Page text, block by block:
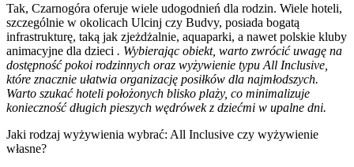
Tak, Czarnogóra oferuje wiele udogodnień dla rodzin. Wiele hoteli,
szczególnie w okolicach Ulcinj czy Budvy, posiada bogatą
infrastrukturę, taką jak zjeżdżalnie, aquaparki, a nawet polskie kluby
animacyjne dla dzieci . Wybierając obiekt, warto zwrócić uwagę na
dostępność pokoi rodzinnych oraz wyżywienie typu All Inclusive,
które znacznie ułatwia organizację posiłków dla najmłodszych.
Warto szukać hoteli położonych blisko plaży, co minimalizuje
konieczność długich pieszych wędrówek z dziećmi w upalne dni.
Jaki rodzaj wyżywienia wybrać: All Inclusive czy wyżywienie
własne?